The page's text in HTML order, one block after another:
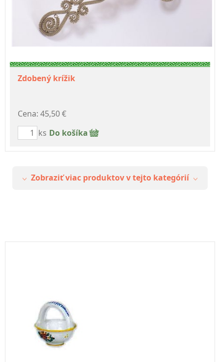
Zdobený krížik
Cena: 45,50 €
ks Do košíka
Zobraziť viac produktov v tejto kategórií